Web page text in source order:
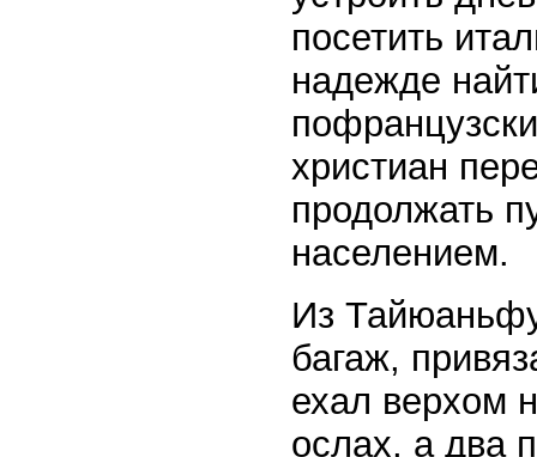
посетить
надежде
христиан
продолжать
населением.
Из
багаж,
ехал верхом
ослах, а два